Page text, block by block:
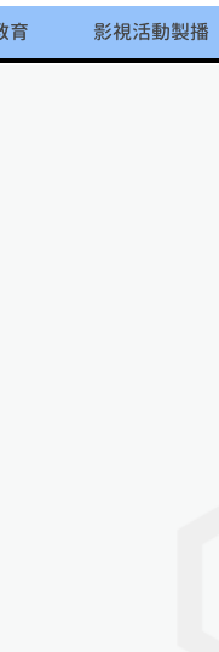
育 影視活動製播